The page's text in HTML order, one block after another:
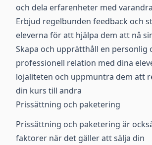
och dela erfarenheter med varandra
Erbjud regelbunden feedback och
eleverna för att hjälpa dem att nå
Skapa och upprätthåll en personlig
professionell relation med dina
lojaliteten och uppmuntra dem att
din kurs till andra
Prissättning och paketering
Prissättning och paketering är
faktorer när det gäller att sälja din